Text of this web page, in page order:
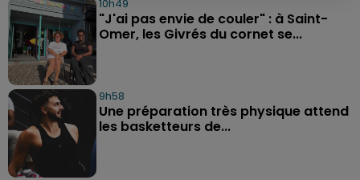
10h49
"J'ai pas envie de couler" : à Saint-
Omer, les Givrés du cornet se...
9h58
Une préparation très physique attend
les basketteurs de...